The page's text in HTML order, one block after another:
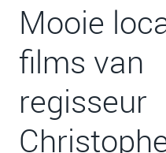
Mooie
films van
regisseur